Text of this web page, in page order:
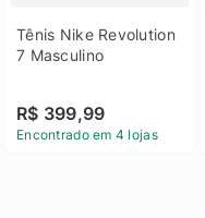
Tênis Nike Revolution
7 Masculino
R$ 399,99
Encontrado em 4 lojas